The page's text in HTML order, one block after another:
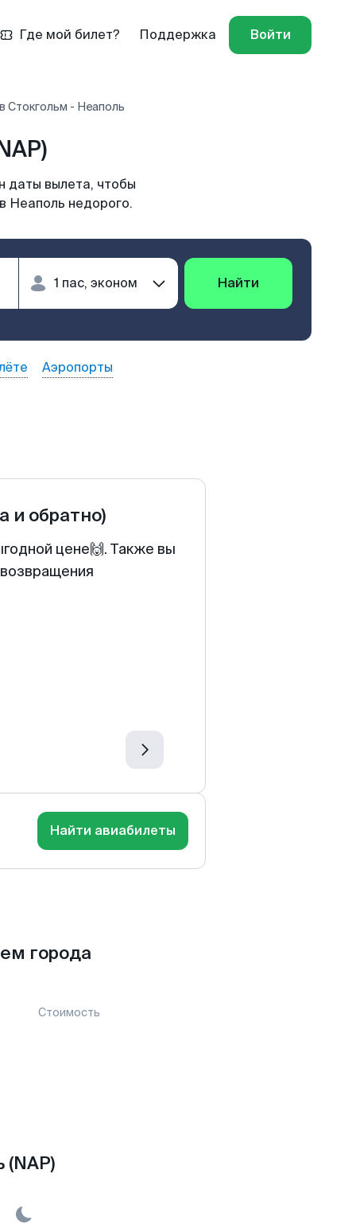
Где мой билет? Поддержка Войти
Стокгольм - Неаполь
даты вылета, чтобы
Неаполь недорого.
Найти
Аэропорты
и обратно)
цене🙌. Также вы
Найти авиабилеты
города
Стоимость